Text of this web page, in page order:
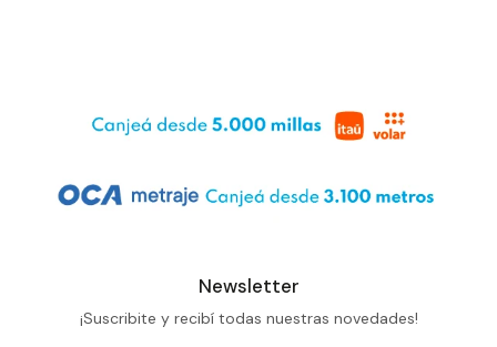
Newsletter
¡Suscribite y recibí todas nuestras novedades!